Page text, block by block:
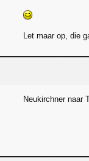
Let maar op, die
Neukirchner naar